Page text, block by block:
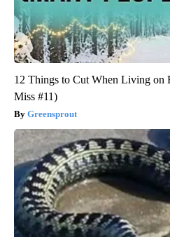
12 Things to Cut When Living on
Miss #11)
Greensprout